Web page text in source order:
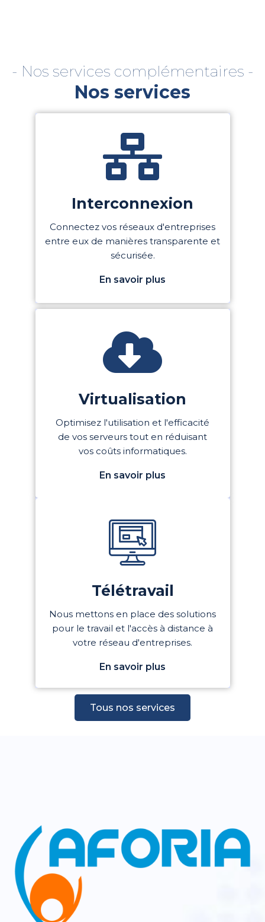
- Nos services complémentaires -
Nos services
Interconnexion
Connectez vos réseaux d'entreprises
entre eux de manières transparente et
sécurisée.
En savoir plus
Virtualisation
Optimisez l'utilisation et l'efficacité
de vos serveurs tout en réduisant
vos coûts informatiques.
En savoir plus
Télétravail
Nous mettons en place des solutions
pour le travail et l'accès à distance à
votre réseau d'entreprises.
En savoir plus
Tous nos services